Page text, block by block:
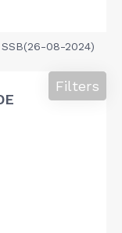
08-2024)
Filters